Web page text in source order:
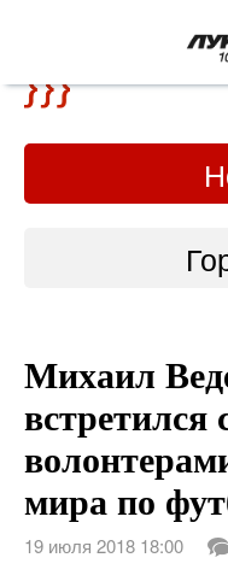
Михаил
встретился
мира по
19 июля 2018 18:00